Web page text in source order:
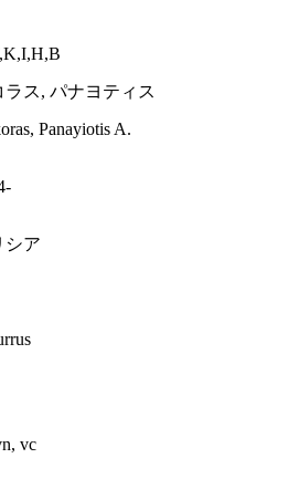
ラス, パナヨティス
Panayiotis A.
シア
vc